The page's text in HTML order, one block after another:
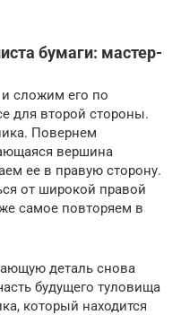
бумаги: мастер-
сложим его по
для второй стороны.
Повернем
вершина
ее в правую сторону.
от широкой правой
самое повторяем в
деталь снова
будущего туловища
который находится